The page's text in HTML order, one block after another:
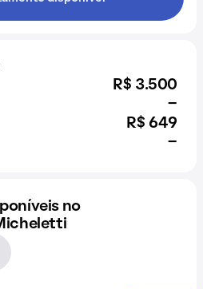
R$ 3.500
-
R$ 649
-
no